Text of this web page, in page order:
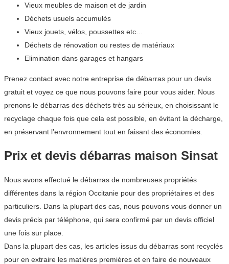
Vieux meubles de maison et de jardin
Déchets usuels accumulés
Vieux jouets, vélos, poussettes etc…
Déchets de rénovation ou restes de matériaux
Elimination dans garages et hangars
Prenez contact avec notre entreprise de débarras pour un devis
gratuit et voyez ce que nous pouvons faire pour vous aider. Nous
prenons le débarras des déchets très au sérieux, en choisissant le
recyclage chaque fois que cela est possible, en évitant la décharge,
en préservant l’envronnement tout en faisant des économies.
Prix et devis débarras maison Sinsat
Nous avons effectué le débarras de nombreuses propriétés
différentes dans la région Occitanie pour des propriétaires et des
particuliers. Dans la plupart des cas, nous pouvons vous donner un
devis précis par téléphone, qui sera confirmé par un devis officiel
une fois sur place.
Dans la plupart des cas, les articles issus du débarras sont recyclés
pour en extraire les matières premières et en faire de nouveaux